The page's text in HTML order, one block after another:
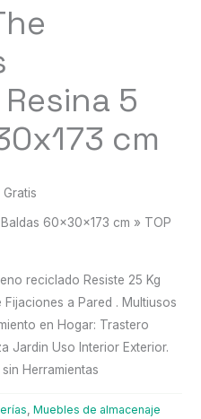
5
cm
€.
60x30x173 cm » TOP
reciclado Resiste 25 Kg
a Pared . Multiusos
en Hogar: Trastero
Jardin Uso Interior Exterior.
Herramientas
,Muebles de almacenaje